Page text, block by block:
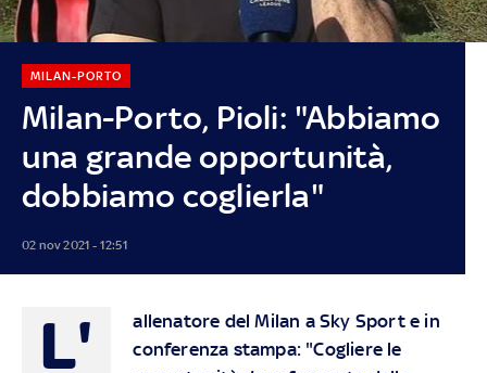
Milan-Porto, Pioli: "Abbiamo
una grande opportunità,
dobbiamo coglierla"
MILAN-PORTO
02 nov 2021 - 12:51
L'
allenatore del Milan a Sky Sport e in
conferenza stampa: "Cogliere le